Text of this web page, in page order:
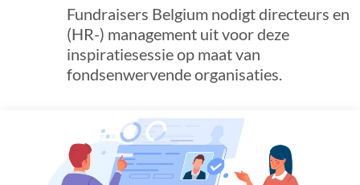
Fundraisers Belgium nodigt directeurs en
(HR-) management uit voor deze
inspiratiesessie op maat van
fondsenwervende organisaties.